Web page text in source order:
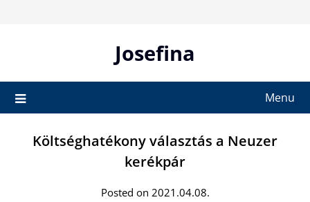
Josefina
Menu
Költséghatékony választás a Neuzer
kerékpár
Posted on 2021.04.08.